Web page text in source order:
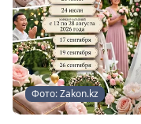
Фото: Zakon.kz